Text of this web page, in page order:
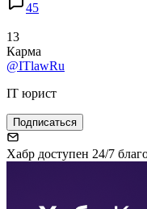
45
13
Карма
@ITlawRu
IT юрист
Подписаться
Хабр доступен 24/7